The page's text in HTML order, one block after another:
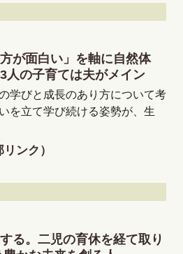
が面白い」を軸に自然体
の子育ては夫がメイン
学びと成長のあり方について考
を立て学び続ける姿勢が、生
ンク）
る。二児の育休を経て取り